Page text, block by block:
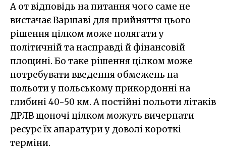
А от відповідь на питання чого саме не
вистачає Варшаві для прийняття цього
рішення цілком може полягати у
політичній та насправді й фінансовій
площині. Бо таке рішення цілком може
потребувати введення обмежень на
польоти у польському прикордонні на
глибині 40-50 км. А постійні польоти літаків
ДРЛВ щоночі цілком можуть вичерпати
ресурс їх апаратури у доволі короткі
терміни.